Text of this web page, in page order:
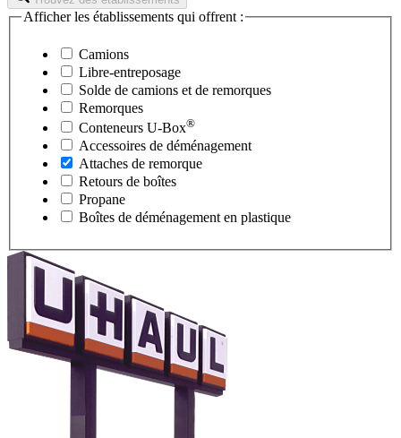
Afficher les établissements qui offrent :
Camions
Libre-entreposage
Solde de camions et de remorques
Remorques
Conteneurs U-Box®
Accessoires de déménagement
Attaches de remorque
Retours de boîtes
Propane
Boîtes de déménagement en plastique